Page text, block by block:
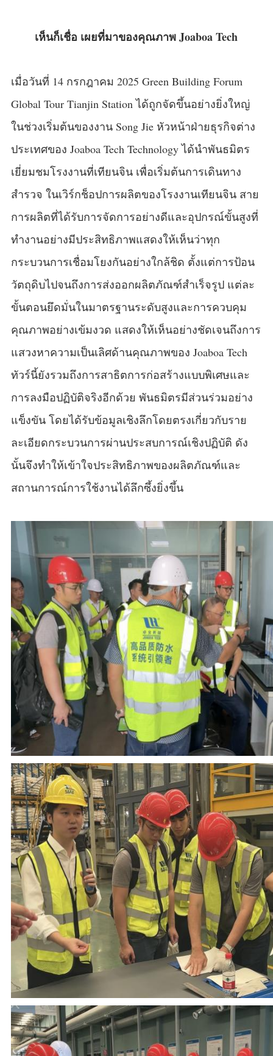
เห็นก็เชื่อ เผยที่มาของคุณภาพ Joaboa Tech
เมื่อวันที่ 14 กรกฎาคม 2025 Green Building Forum
Global Tour Tianjin Station ได้ถูกจัดขึ้นอย่างยิ่งใหญ่
ในช่วงเริ่มต้นของงาน Song Jie หัวหน้าฝ่ายธุรกิจต่าง
ประเทศของ Joaboa Tech Technology ได้นำพันธมิตร
เยี่ยมชมโรงงานที่เทียนจิน เพื่อเริ่มต้นการเดินทาง
สำรวจ ในเวิร์กช็อปการผลิตของโรงงานเทียนจิน สาย
การผลิตที่ได้รับการจัดการอย่างดีและอุปกรณ์ขั้นสูงที่
ทำงานอย่างมีประสิทธิภาพแสดงให้เห็นว่าทุก
กระบวนการเชื่อมโยงกันอย่างใกล้ชิด ตั้งแต่การป้อน
วัตถุดิบไปจนถึงการส่งออกผลิตภัณฑ์สำเร็จรูป แต่ละ
ขั้นตอนยึดมั่นในมาตรฐานระดับสูงและการควบคุม
คุณภาพอย่างเข้มงวด แสดงให้เห็นอย่างชัดเจนถึงการ
แสวงหาความเป็นเลิศด้านคุณภาพของ Joaboa Tech
ทัวร์นี้ยังรวมถึงการสาธิตการก่อสร้างแบบพิเศษและ
การลงมือปฏิบัติจริงอีกด้วย พันธมิตรมีส่วนร่วมอย่าง
แข็งขัน โดยได้รับข้อมูลเชิงลึกโดยตรงเกี่ยวกับราย
ละเอียดกระบวนการผ่านประสบการณ์เชิงปฏิบัติ ดัง
นั้นจึงทำให้เข้าใจประสิทธิภาพของผลิตภัณฑ์และ
สถานการณ์การใช้งานได้ลึกซึ้งยิ่งขึ้น